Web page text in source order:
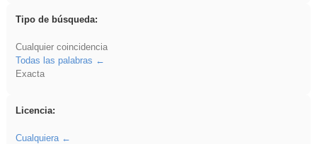
Tipo de búsqueda:
Cualquier coincidencia
Todas las palabras
Exacta
Licencia:
Cualquiera